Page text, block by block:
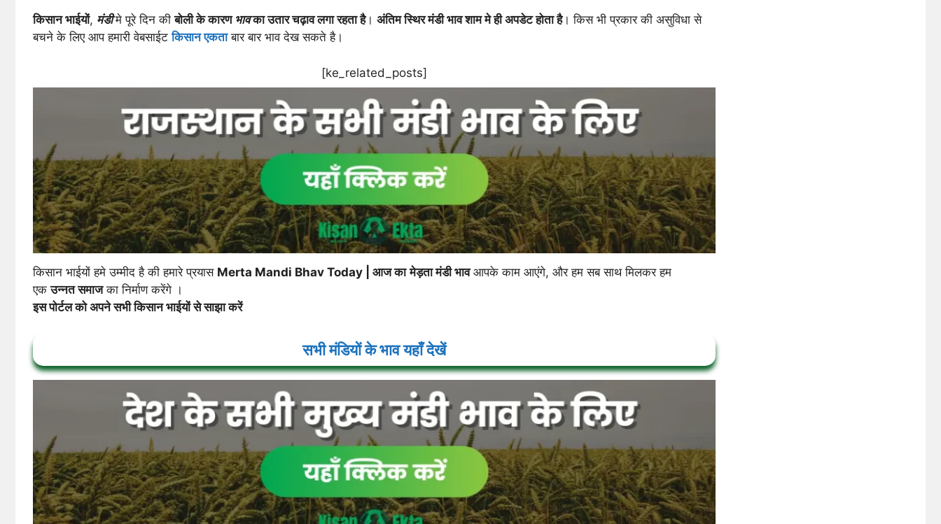
किसान भाईयों, मंडीमे पूरे दिन कीबोली के कारण भावका उतार चढ़ाव लगा रहता है। अंतिम स्थिर मंडी भाव शाम मे ही अपडेट होता है। किस भी प्रकार की असुविधा से
बचने के लिए आप हमारी वेबसाईटकिसान एकताबार बार भाव देख सकते है।
[ke_related_posts]
किसान भाईयों हमे उम्मीद है की हमारे प्रयास Merta Mandi Bhav Today | आज का मेड़तामंडी भावआपके काम आएंगे, और हम सब साथ मिलकर हम
एकउन्नत समाजका निर्माण करेंगे ।
इस पोर्टल को अपने सभी किसान भाईयों से साझा करें
सभी मंडियों के भाव यहाँ देखें